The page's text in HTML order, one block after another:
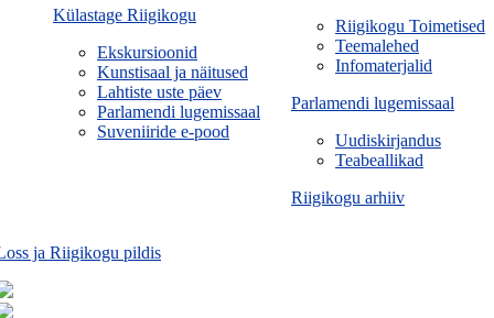
Riigikogu Toimetised
Teemalehed
Infomaterjalid
Parlamendi lugemissaal
Uudiskirjandus
Teabeallikad
Riigikogu arhiiv
Külastage Riigikogu
Ekskursioonid
Kunstisaal ja näitused
Lahtiste uste päev
Parlamendi lugemissaal
Suveniiride e-pood
ja Riigikogu pildis